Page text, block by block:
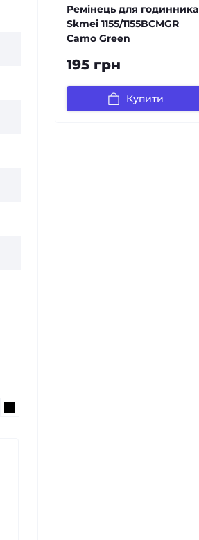
Ремінець для годинника
Skmei 1155/1155BCMGR
Camo Green
195 грн
Купити